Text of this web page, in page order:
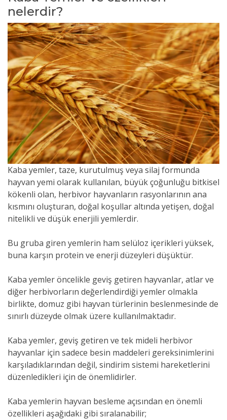
nelerdir?
Kaba yemler, taze, kurutulmuş veya silaj formunda
hayvan yemi olarak kullanılan, büyük çoğunluğu bitkisel
kökenli olan, herbivor hayvanların rasyonlarının ana
kısmını oluşturan, doğal koşullar altında yetişen, doğal
nitelikli ve düşük enerjili yemlerdir.
Bu gruba giren yemlerin ham selüloz içerikleri yüksek,
buna karşın protein ve enerji düzeyleri düşüktür.
Kaba yemler öncelikle geviş getiren hayvanlar, atlar ve
diğer herbivorların değerlendirdiği yemler olmakla
birlikte, domuz gibi hayvan türlerinin beslenmesinde de
sınırlı düzeyde olmak üzere kullanılmaktadır.
Kaba yemler, geviş getiren ve tek mideli herbivor
hayvanlar için sadece besin maddeleri gereksinimlerini
karşıladıklarından değil, sindirim sistemi hareketlerini
düzenledikleri için de önemlidirler.
Kaba yemlerin hayvan besleme açısından en önemli
özellikleri aşağıdaki gibi sıralanabilir;